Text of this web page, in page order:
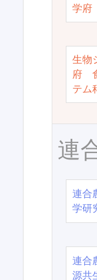
学府
生物
府
テム
連
連合
学研
連合
源共